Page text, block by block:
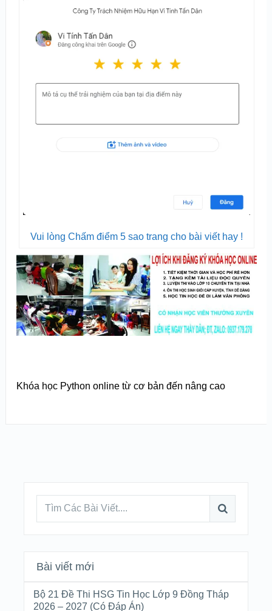
Vui lòng Chấm điểm 5 sao trang cho bài viết hay !
Khóa học Python online từ cơ bản đến nâng cao
Bài viết mới
Bộ 21 Đề Thi HSG Tin Học Lớp 9 Đồng Tháp
2026 – 2027 (Có Đáp Án)